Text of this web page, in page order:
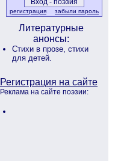
регистрация забыли пароль
Литературные
анонсы:
Стихи в прозе, стихи
для детей.
Регистрация на сайте
Реклама на сайте поэзии: